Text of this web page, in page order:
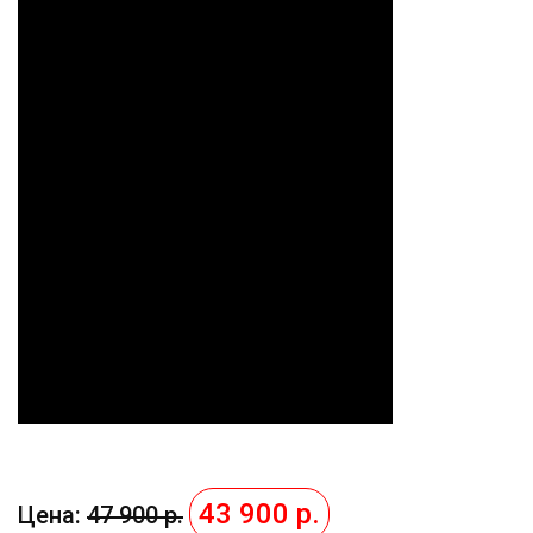
Цена: 47 900 р. 43 900 р.